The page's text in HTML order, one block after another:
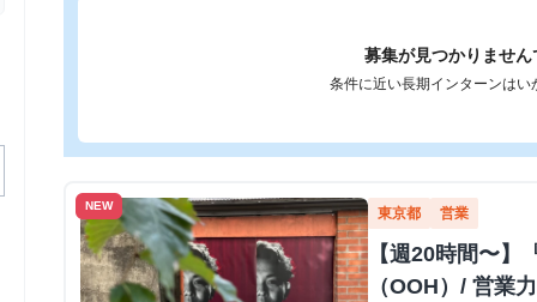
募集が見つかりません
条件に近い長期インターンはい
NEW 東京都 営業
【週20時間〜
（OOH）/ 営業